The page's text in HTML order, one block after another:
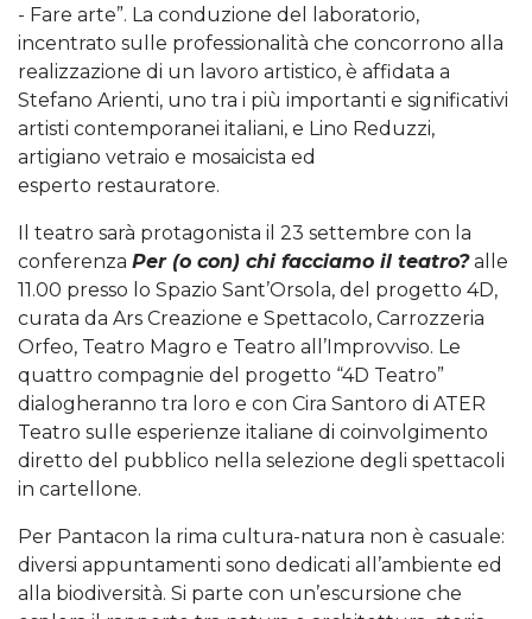
- Fare arte”. La conduzione del laboratorio,
incentrato sulle professionalità che concorrono alla
realizzazione di un lavoro artistico, è affidata a
Stefano Arienti, uno tra i più importanti e significativi
artisti contemporanei italiani, e Lino Reduzzi,
artigiano vetraio e mosaicista ed
esperto restauratore.
Il teatro sarà protagonista il 23 settembre con la
conferenza Per (o con) chi facciamo il teatro?alle
11.00 presso lo Spazio Sant’Orsola, del progetto 4D,
curata da Ars Creazione e Spettacolo, Carrozzeria
Orfeo, Teatro Magro e Teatro all’Improvviso. Le
quattro compagnie del progetto “4D Teatro”
dialogheranno tra loro e con Cira Santoro di ATER
Teatro sulle esperienze italiane di coinvolgimento
diretto del pubblico nella selezione degli spettacoli
in cartellone.
Per Pantacon la rima cultura-natura non è casuale:
diversi appuntamenti sono dedicati all’ambiente ed
alla biodiversità. Si parte con un’escursione che